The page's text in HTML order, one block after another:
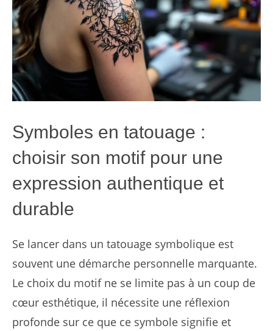
Symboles en tatouage :
choisir son motif pour une
expression authentique et
durable
Se lancer dans un tatouage symbolique est
souvent une démarche personnelle marquante.
Le choix du motif ne se limite pas à un coup de
cœur esthétique, il nécessite une réflexion
profonde sur ce que ce symbole signifie et